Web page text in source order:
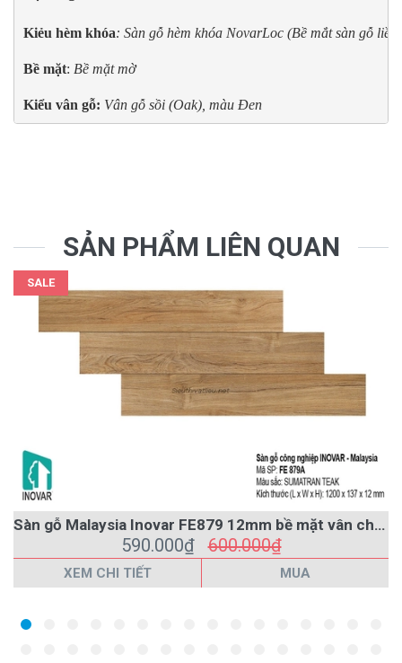
Kiẻu hèm khóa: Sàn gỗ hèm khóa NovarLoc (Bề mắt sàn gỗ
Bề mặt: Bề mặt mờ
Kiểu vân gỗ: Vân gỗ sồi (Oak), màu Đen
SẢN PHẨM LIÊN QUAN
SALE
Sàn gỗ Malaysia Inovar FE879 12mm bề mặt vân chìm
590.000₫600.000₫
XEM CHI TIẾT MUA